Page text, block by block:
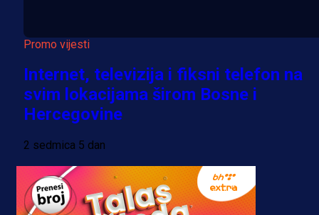
Promo vijesti
Internet, televizija i fiksni telefon na
svim lokacijama širom Bosne i
Hercegovine
2 sedmica 5 dan